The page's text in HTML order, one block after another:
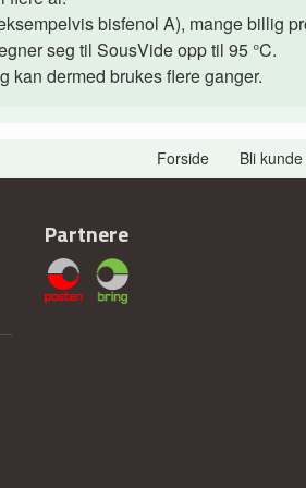
bisfenol A), mange billig
seg til SousVide opp til 95 °C.
kan dermed brukes flere ganger.
Forside Bli kunde
Partnere